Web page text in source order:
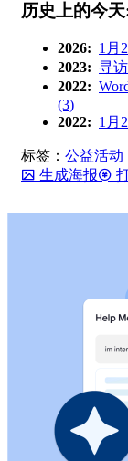
历史上的今
2026: 1月
2023: 寻
2022:
(3)
2022: 1月
标签： 公益活动
生成海报